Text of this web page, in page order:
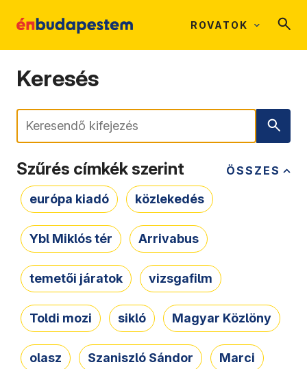
ROVATOK
Keresés
Keresés
ÖSSZES
Szűrés címkék szerint
európa kiadó közlekedés
Ybl Miklós tér Arrivabus
temetői járatok vizsgafilm
Toldi mozi sikló Magyar Közlöny
olasz Szaniszló Sándor Marci